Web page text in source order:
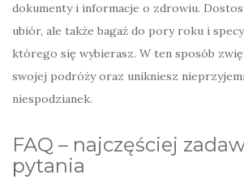
dokumenty i informacje o zdrowiu.
ubiór, ale także bagaż do pory roku i
którego się wybierasz. W ten sposób
swojej podróży oraz unikniesz
niespodzianek.
FAQ – najczęściej
pytania